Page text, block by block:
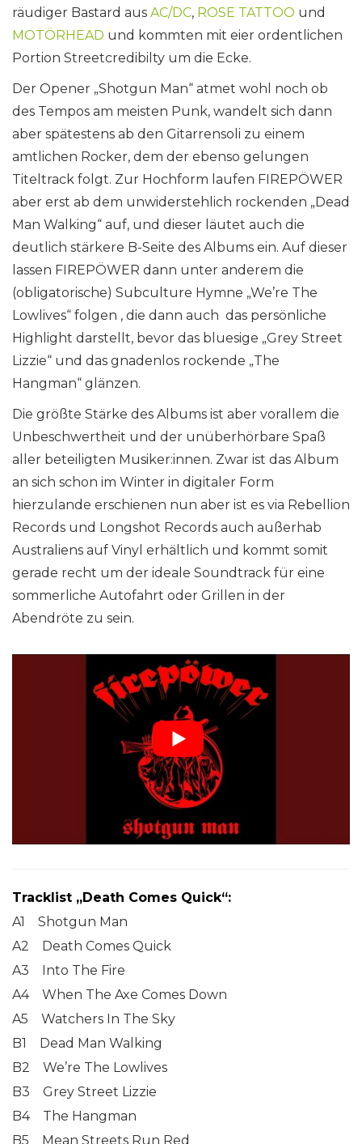
räudiger Bastard aus AC/DC, ROSE TATTOO und
MOTÖRHEAD und kommten mit eier ordentlichen
Portion Streetcredibilty um die Ecke.
Der Opener „Shotgun Man“ atmet wohl noch ob
des Tempos am meisten Punk, wandelt sich dann
aber spätestens ab den Gitarrensoli zu einem
amtlichen Rocker, dem der ebenso gelungen
Titeltrack folgt. Zur Hochform laufen FIREPÖWER
aber erst ab dem unwiderstehlich rockenden „Dead
Man Walking“ auf, und dieser läutet auch die
deutlich stärkere B-Seite des Albums ein. Auf dieser
lassen FIREPÖWER dann unter anderem die
(obligatorische) Subculture Hymne „We’re The
Lowlives“ folgen , die dann auch das persönliche
Highlight darstellt, bevor das bluesige „Grey Street
Lizzie“ und das gnadenlos rockende „The
Hangman“ glänzen.
Die größte Stärke des Albums ist aber vorallem die
Unbeschwertheit und der unüberhörbare Spaß
aller beteiligten Musiker:innen. Zwar ist das Album
an sich schon im Winter in digitaler Form
hierzulande erschienen nun aber ist es via Rebellion
Records und Longshot Records auch außerhab
Australiens auf Vinyl erhältlich und kommt somit
gerade recht um der ideale Soundtrack für eine
sommerliche Autofahrt oder Grillen in der
Abendröte zu sein.
Tracklist „Death Comes Quick“:
A1 Shotgun Man
A2 Death Comes Quick
A3 Into The Fire
A4 When The Axe Comes Down
A5 Watchers In The Sky
B1 Dead Man Walking
B2 We’re The Lowlives
B3 Grey Street Lizzie
B4 The Hangman
B5 Mean Streets Run Red